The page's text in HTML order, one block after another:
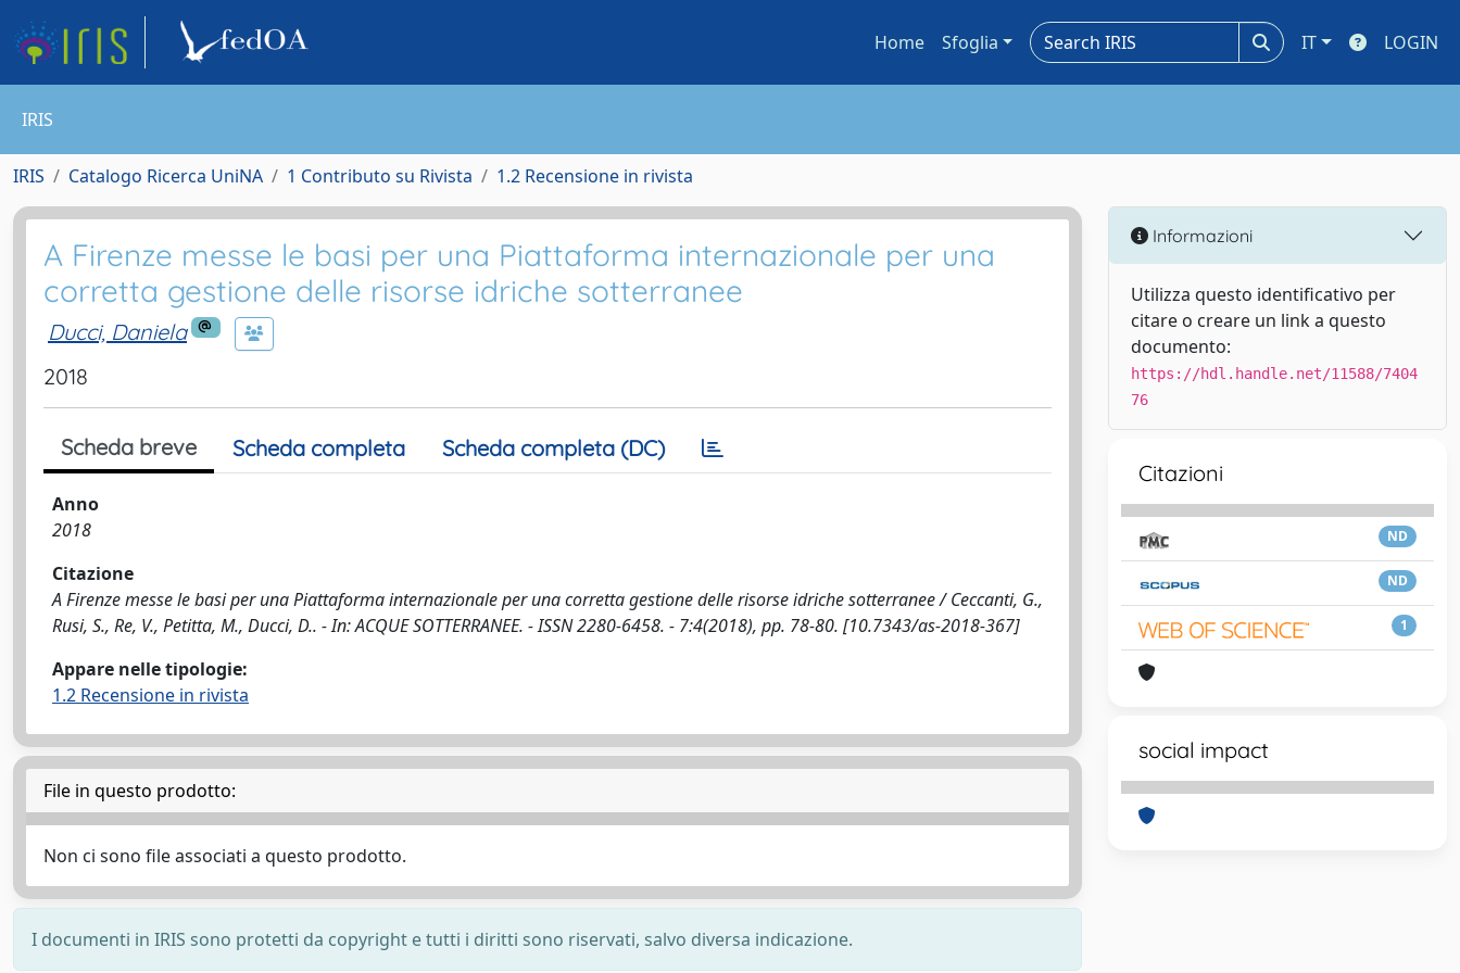
Home Sfoglia IT LOGIN
IRIS
IRIS Catalogo Ricerca UniNA 1 Contributo su Rivista 1.2 Recensione in rivista
A Firenze messe le basi per una Piattaforma internazionale per una
corretta gestione delle risorse idriche sotterranee
Ducci, Daniela
2018
Scheda breve Scheda completa Scheda completa (DC)
Anno
2018
Citazione
A Firenze messe le basi per una Piattaforma internazionale per una corretta gestione delle risorse idriche sotterranee / Ceccanti, G.,
Rusi, S., Re, V., Petitta, M., Ducci, D.. - In: ACQUE SOTTERRANEE. - ISSN 2280-6458. - 7:4(2018), pp. 78-80. [10.7343/as-2018-367]
Appare nelle tipologie:
1.2 Recensione in rivista
File in questo prodotto:
Non ci sono file associati a questo prodotto.
I documenti in IRIS sono protetti da copyright e tutti i diritti sono riservati, salvo diversa indicazione.
Informazioni
Utilizza questo identificativo per
citare o creare un link a questo
documento:
https://hdl.handle.net/11588/7404
76
Citazioni
ND
ND
1
social impact